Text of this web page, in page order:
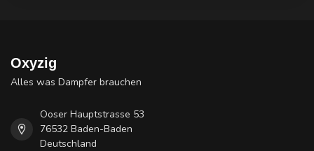
Oxyzig
Alles was Dampfer brauchen
Ooser Hauptstrasse 53
76532 Baden-Baden
Deutschland